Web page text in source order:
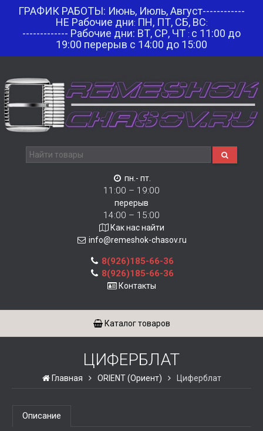
ГРАФИК РАБОТЫ: Июнь, Июль, Август------------
НЕ Рабочие дни: ПН, ПТ, СБ, ВС:
------------- Рабочие дни: ВТ, СР, ЧТ : с 11:00 до
19:00 перерыв с 14:00 до 15:00
пн.- пт.
11:00 – 19:00
перерыв
14:00 – 15:00
Как нас найти
info@remeshok-chasov.ru
8(926)185-66-36
8(926)185-66-36
Контакты
Каталог товаров
ЦИФЕРБЛАТ
Главная ORIENT (Ориент) Циферблат
Описание